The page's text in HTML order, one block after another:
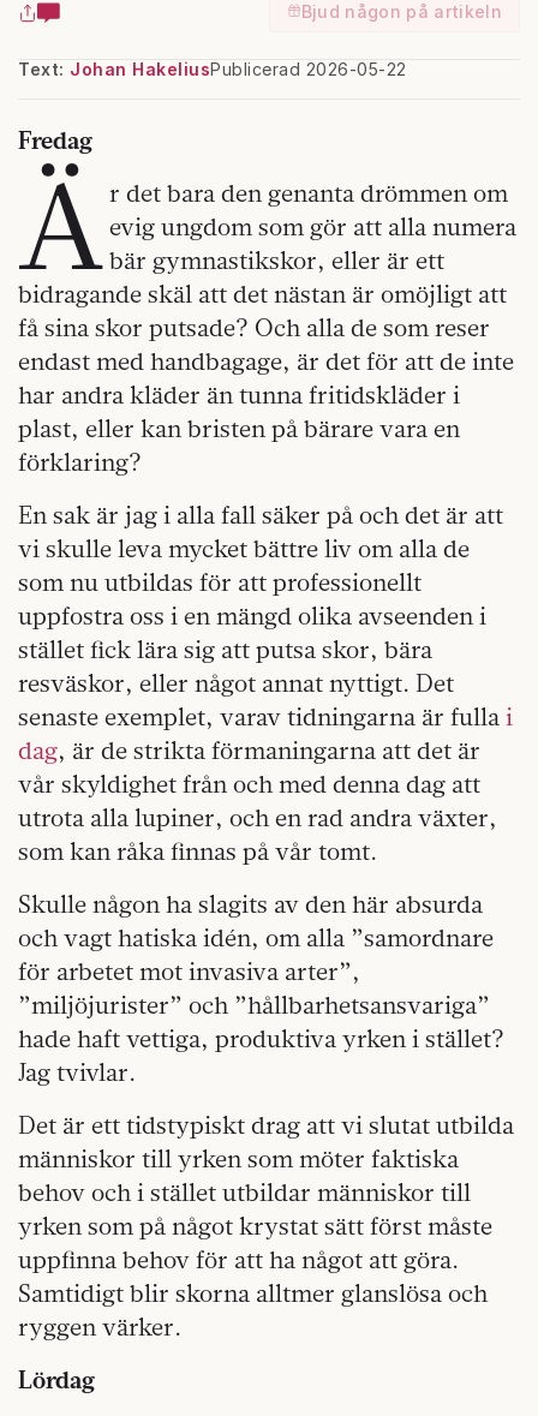
Bjud någon på artikeln
Text: Johan HakeliusPublicerad 2026-05-22
Fredag
Ä r det bara den genanta drömmen om
evig ungdom som gör att alla numera
bär gymnastikskor, eller är ett
bidragande skäl att det nästan är omöjligt att
få sina skor putsade? Och alla de som reser
endast med handbagage, är det för att de inte
har andra kläder än tunna fritidskläder i
plast, eller kan bristen på bärare vara en
förklaring?
En sak är jag i alla fall säker på och det är att
vi skulle leva mycket bättre liv om alla de
som nu utbildas för att professionellt
uppfostra oss i en mängd olika avseenden i
stället fick lära sig att putsa skor, bära
resväskor, eller något annat nyttigt. Det
senaste exemplet, varav tidningarna är fulla i
dag, är de strikta förmaningarna att det är
vår skyldighet från och med denna dag att
utrota alla lupiner, och en rad andra växter,
som kan råka finnas på vår tomt.
Skulle någon ha slagits av den här absurda
och vagt hatiska idén, om alla ”samordnare
för arbetet mot invasiva arter”,
”miljöjurister” och ”hållbarhetsansvariga”
hade haft vettiga, produktiva yrken i stället?
Jag tvivlar.
Det är ett tidstypiskt drag att vi slutat utbilda
människor till yrken som möter faktiska
behov och i stället utbildar människor till
yrken som på något krystat sätt först måste
uppfinna behov för att ha något att göra.
Samtidigt blir skorna alltmer glanslösa och
ryggen värker.
Lördag